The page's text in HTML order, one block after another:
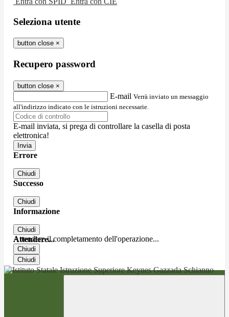
Seleziona utente
button close ×
Recupero password
button close ×
E-mail Verrà inviato un messaggio
all'indirizzo indicato con le istruzioni necessarie.
E-mail inviata, si prega di controllare la casella di posta
elettronica!
Errore
Chiudi
Successo
Chiudi
Informazione
Chiudi
Attendere...
Attendere il completamento dell'operazione...
Chiudi
Chiudi